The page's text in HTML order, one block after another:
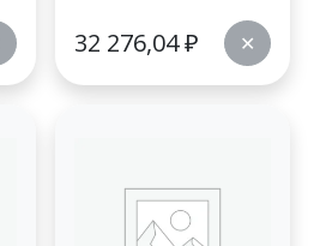
32 276,04₽ ✕